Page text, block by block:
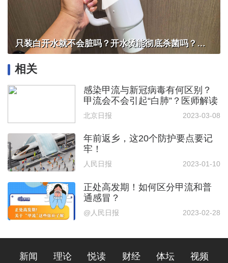
只装白开水就不会脏吗？开水烫能彻底杀菌吗？感控专家详解“吸管杯”藏菌真相｜都视频·热观察
相关
感染甲流与新冠病毒有何区别？
甲流会不会引起“白肺”？医师解读
北京日报 2023-03-08
年前返乡，这20个防护要点要记
牢！
人民日报 2023-01-10
正处高发期！如何区分甲流和普
通感冒？
@人民日报 2023-02-28
新闻 理论 悦读 财经 体坛 视频